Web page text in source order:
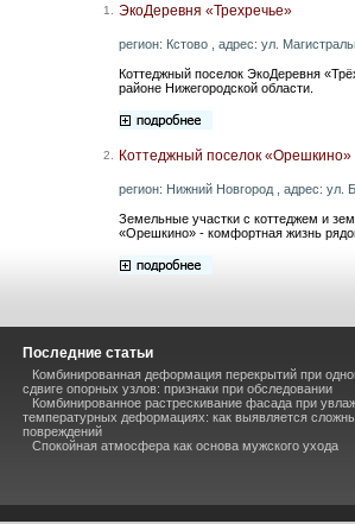
1. ЭкоДеревня «Трехречье»
регион: Кстово , адрес: ул.
Коттеджный поселок ЭкоДеревня
районе Нижегородской области.
2. Коттеджный поселок «Орешкино»
регион: Нижний Новгород , адрес: ул.
Земельные участки с коттеджем и
«Орешкино» - комфортная жизнь
Последние статьи
Комбинированная деформация перекрытий при
сдвиге опорных узлов: признаки при обследовании
Комбинированное растрескивание фасада при
температурных деформациях: как выявляется
повреждений
Спокойная атмосфера как основа мужского ухода